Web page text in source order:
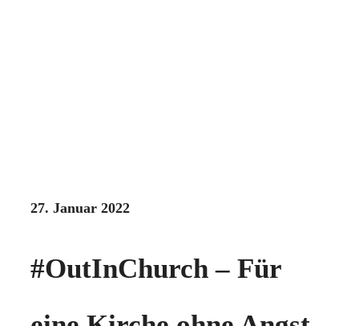
27. Januar 2022
#OutInChurch – Für